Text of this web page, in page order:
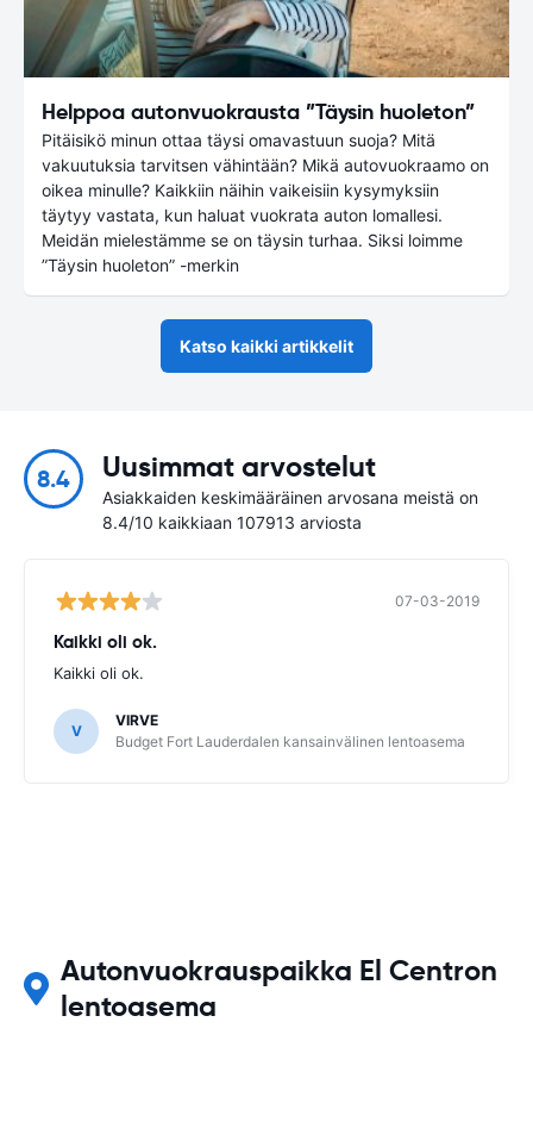
Helppoa autonvuokrausta ”Täysin huoleton”
Pitäisikö minun ottaa täysi omavastuun suoja? Mitä
vakuutuksia tarvitsen vähintään? Mikä autovuokraamo on
oikea minulle? Kaikkiin näihin vaikeisiin kysymyksiin
täytyy vastata, kun haluat vuokrata auton lomallesi.
Meidän mielestämme se on täysin turhaa. Siksi loimme
”Täysin huoleton” -merkin
Katso kaikki artikkelit
8.4 Uusimmat arvostelut
Asiakkaiden keskimääräinen arvosana meistä on
8.4/10 kaikkiaan 107913 arviosta
07-03-2019
Kaikki oli ok.
Kaikki oli ok.
V
VIRVE
Budget Fort Lauderdalen kansainvälinen lentoasema
Autonvuokrauspaikka El Centron
lentoasema